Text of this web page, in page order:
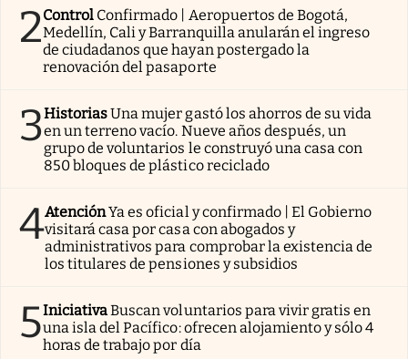
2Control Confirmado | Aeropuertos de Bogotá,
Medellín, Cali y Barranquilla anularán el ingreso
de ciudadanos que hayan postergado la
renovación del pasaporte
3HistoriasUna mujer gastó los ahorros de su vida
en un terreno vacío. Nueve años después, un
grupo de voluntarios le construyó una casa con
850 bloques de plástico reciclado
4AtenciónYa es oficial y confirmado | El Gobierno
visitará casa por casa con abogados y
administrativos para comprobar la existencia de
los titulares de pensiones y subsidios
5IniciativaBuscan voluntarios para vivir gratis en
una isla del Pacífico: ofrecen alojamiento y sólo 4
horas de trabajo por día